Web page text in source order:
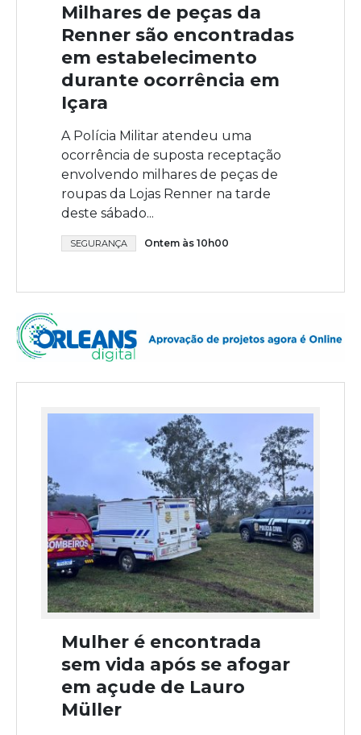
Milhares de peças da
Renner são encontradas
em estabelecimento
durante ocorrência em
Içara
A Polícia Militar atendeu uma
ocorrência de suposta receptação
envolvendo milhares de peças de
roupas da Lojas Renner na tarde
deste sábado...
SEGURANÇA Ontem às 10h00
Mulher é encontrada
sem vida após se afogar
em açude de Lauro
Müller